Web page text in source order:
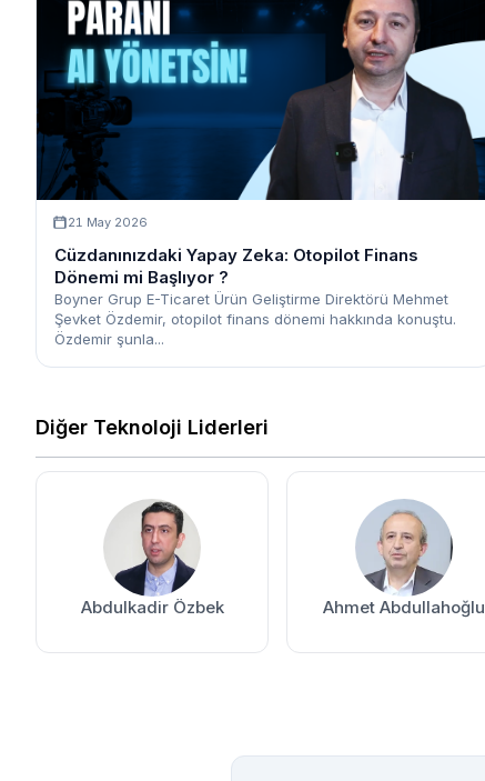
21 May 2026
Cüzdanınızdaki Yapay Zeka: Otopilot Finans
Dönemi mi Başlıyor ?
Boyner Grup E-Ticaret Ürün Geliştirme Direktörü Mehmet
Şevket Özdemir, otopilot finans dönemi hakkında konuştu.
Özdemir şunla...
Diğer Teknoloji Liderleri
Abdulkadir Özbek Ahmet Abdullahoğlu